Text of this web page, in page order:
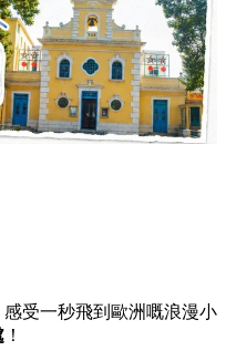
受一秒飛到歐洲嘅浪漫小
！